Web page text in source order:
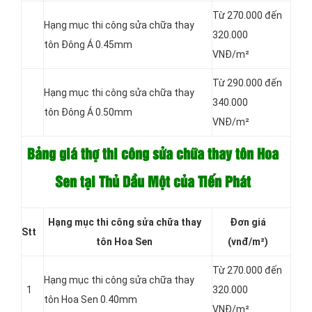
Hạng mục thi công sửa chữa thay
tôn Đông Á 0.45mm
Từ 270.000 đến
320.000
VNĐ/m²
Hạng mục thi công sửa chữa thay
tôn Đông Á 0.50mm
Từ 290.000 đến
340.000
VNĐ/m²
Bảng giá thợ thi công sửa chữa thay tôn Hoa
Sen tại Thủ Dầu Một của Tiến Phát
Stt
Hạng mục thi công sửa chữa thay
tôn Hoa Sen
Đơn giá
(vnđ/m²)
1
Hạng mục thi công sửa chữa thay
tôn Hoa Sen 0.40mm
Từ 270.000 đến
320.000
VNĐ/m²